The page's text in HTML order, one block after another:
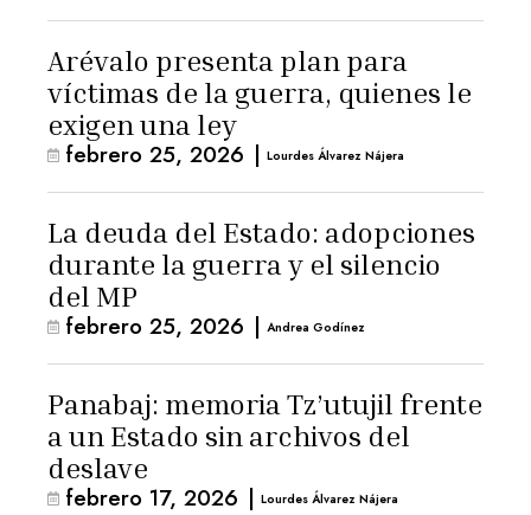
Arévalo presenta plan para
víctimas de la guerra, quienes le
exigen una ley
febrero 25, 2026 | Lourdes Álvarez Nájera
La deuda del Estado: adopciones
durante la guerra y el silencio
del MP
febrero 25, 2026 | Andrea Godínez
Panabaj: memoria Tz’utujil frente
a un Estado sin archivos del
deslave
febrero 17, 2026 | Lourdes Álvarez Nájera